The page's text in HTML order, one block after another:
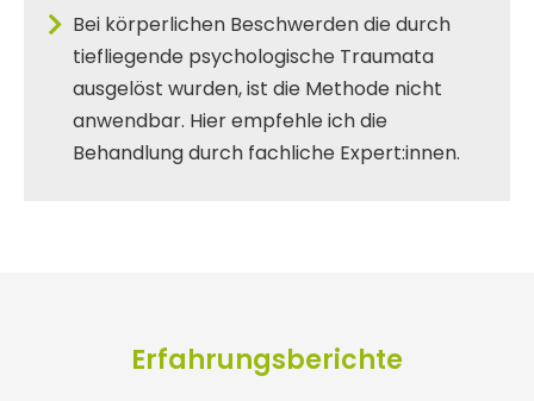
Bei körperlichen Beschwerden die durch
tiefliegende psychologische Traumata
ausgelöst wurden, ist die Methode nicht
anwendbar. Hier empfehle ich die
Behandlung durch fachliche Expert:innen.
Erfahrungsberichte